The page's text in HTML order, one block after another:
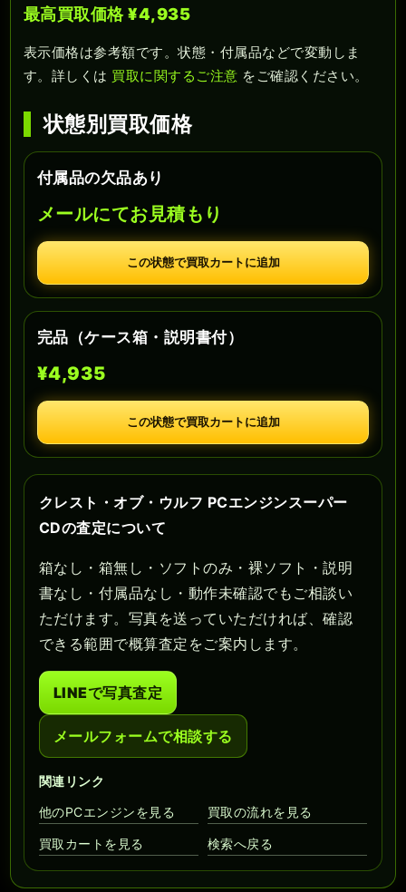
最高買取価格 ¥4,935
表示価格は参考額です。状態・付属品などで変動しま
す。詳しくは 買取に関するご注意 をご確認ください。
状態別買取価格
付属品の欠品あり
メールにてお見積もり
この状態で買取カートに追加
完品（ケース箱・説明書付）
¥4,935
この状態で買取カートに追加
クレスト・オブ・ウルフ PCエンジンスーパー
CDの査定について
箱なし・箱無し・ソフトのみ・裸ソフト・説明
書なし・付属品なし・動作未確認でもご相談い
ただけます。写真を送っていただければ、確認
できる範囲で概算査定をご案内します。
LINEで写真査定
メールフォームで相談する
関連リンク
他のPCエンジンを見る
買取の流れを見る
買取カートを見る 検索へ戻る